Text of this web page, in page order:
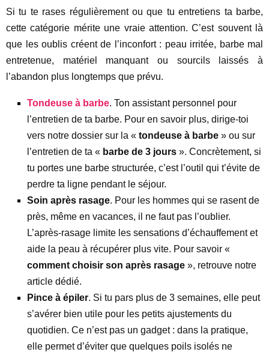
Si tu te rases régulièrement ou que tu entretiens ta barbe,
cette catégorie mérite une vraie attention. C’est souvent là
que les oublis créent de l’inconfort : peau irritée, barbe mal
entretenue, matériel manquant ou sourcils laissés à
l’abandon plus longtemps que prévu.
Tondeuse à barbe. Ton assistant personnel pour
l’entretien de ta barbe. Pour en savoir plus, dirige-toi
vers notre dossier sur la « tondeuse à barbe » ou sur
l’entretien de ta « barbe de 3 jours ». Concrètement, si
tu portes une barbe structurée, c’est l’outil qui t’évite de
perdre ta ligne pendant le séjour.
Soin après rasage. Pour les hommes qui se rasent de
près, même en vacances, il ne faut pas l’oublier.
L’après-rasage limite les sensations d’échauffement et
aide la peau à récupérer plus vite. Pour savoir «
comment choisir son après rasage », retrouve notre
article dédié.
Pince à épiler. Si tu pars plus de 3 semaines, elle peut
s’avérer bien utile pour les petits ajustements du
quotidien. Ce n’est pas un gadget : dans la pratique,
elle permet d’éviter que quelques poils isolés ne